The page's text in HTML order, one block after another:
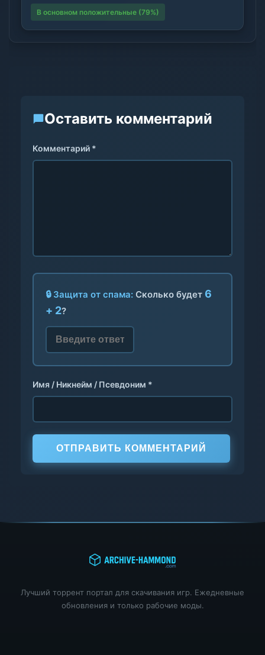
В основном положительные (79%)
Оставить комментарий
Комментарий *
🔒 Защита от спама: Сколько будет 6
+ 2?
Имя / Никнейм / Псевдоним *
ОТПРАВИТЬ КОММЕНТАРИЙ
Лучший торрент портал для скачивания игр. Ежедневные
обновления и только рабочие моды.